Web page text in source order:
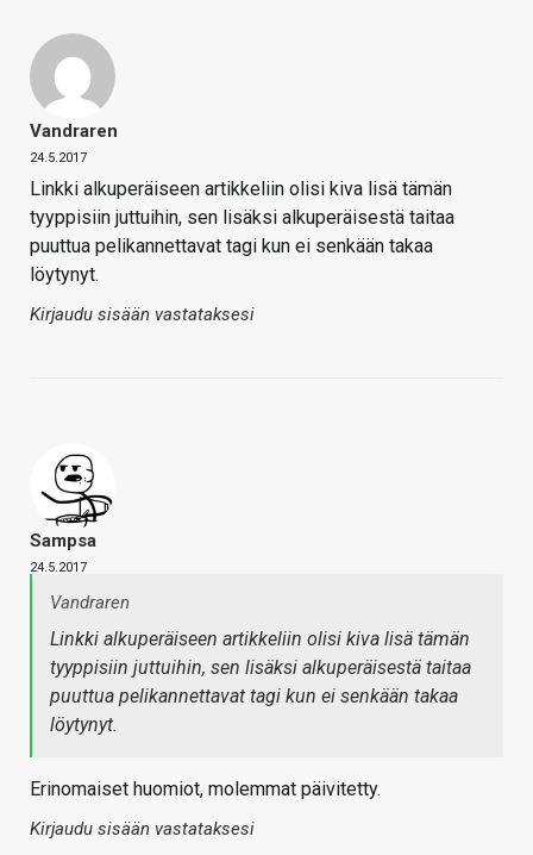
Vandraren
24.5.2017
Linkki alkuperäiseen artikkeliin olisi kiva lisä tämän
tyyppisiin juttuihin, sen lisäksi alkuperäisestä taitaa
puuttua pelikannettavat tagi kun ei senkään takaa
löytynyt.
Kirjaudu sisään vastataksesi
Sampsa
24.5.2017
Vandraren
Linkki alkuperäiseen artikkeliin olisi kiva lisä tämän
tyyppisiin juttuihin, sen lisäksi alkuperäisestä taitaa
puuttua pelikannettavat tagi kun ei senkään takaa
löytynyt.
Erinomaiset huomiot, molemmat päivitetty.
Kirjaudu sisään vastataksesi